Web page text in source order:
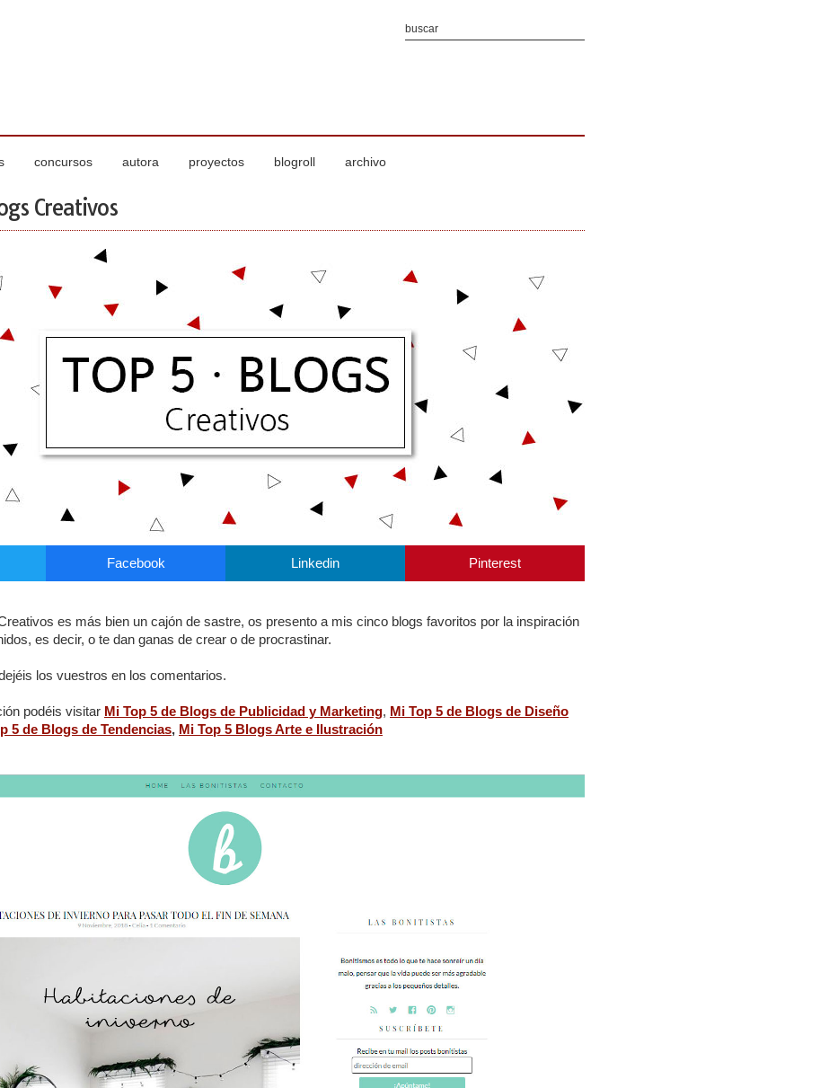
concursos autora proyectos blogroll archivo
Creativos
Facebook Linkedin Pinterest
es más bien un cajón de sastre, os presento a mis cinco blogs favoritos por la inspiración
es decir, o te dan ganas de crear o de procrastinar.
los vuestros en los comentarios.
podéis visitar Mi Top 5 de Blogs de Publicidad y Marketing, Mi Top 5 de Blogs de Diseño
5 de Blogs de Tendencias, Mi Top 5 Blogs Arte e Ilustración